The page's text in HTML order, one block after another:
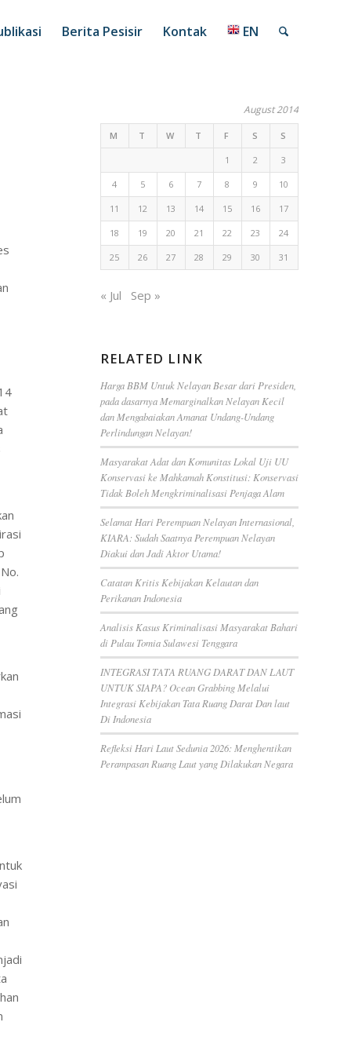
Berita Pesisir Kontak EN
August 2014
M T W T F S S
1 2 3
4 5 6 7 8 9 10
11 12 13 14 15 16 17
18 19 20 21 22 23 24
25 26 27 28 29 30 31
« Jul Sep »
RELATED LINK
Harga BBM Untuk Nelayan Besar dari Presiden,
pada dasarnya Memarginalkan Nelayan Kecil
dan Mengabaiakan Amanat Undang-Undang
Perlindungan Nelayan!
Masyarakat Adat dan Komunitas Lokal Uji UU
Konservasi ke Mahkamah Konstitusi: Konservasi
Tidak Boleh Mengkriminalisasi Penjaga Alam
Selamat Hari Perempuan Nelayan Internasional,
KIARA: Sudah Saatnya Perempuan Nelayan
Diakui dan Jadi Aktor Utama!
Catatan Kritis Kebijakan Kelautan dan
Perikanan Indonesia
Analisis Kasus Kriminalisasi Masyarakat Bahari
di Pulau Tomia Sulawesi Tenggara
INTEGRASI TATA RUANG DARAT DAN LAUT
UNTUK SIAPA? Ocean Grabbing Melalui
Integrasi Kebijakan Tata Ruang Darat Dan laut
Di Indonesia
Refleksi Hari Laut Sedunia 2026: Menghentikan
Perampasan Ruang Laut yang Dilakukan Negara